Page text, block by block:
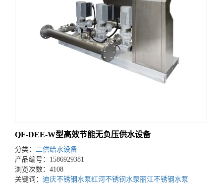
QF-DEE-W型高效节能无负压供水设备
分类： 二供给水设备
产品编号：1586929381
浏览次数：4108
关键词： 迪庆不锈钢水泵红河不锈钢水泵 丽江不锈钢水泵